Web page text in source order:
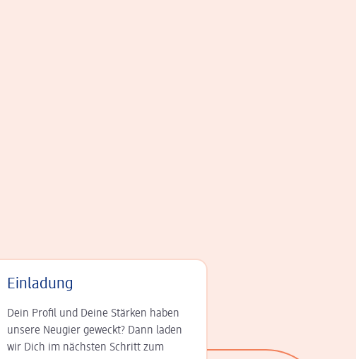
Einladung
Dein Profil und Deine Stär­ken haben
unsere Neugier geweckt? Dann laden
wir Dich im nächsten Schritt zum